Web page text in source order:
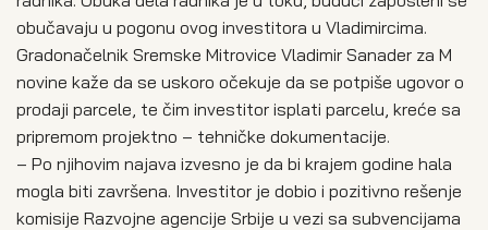
obučavaju u pogonu ovog investitora u Vladimircima.
Gradonačelnik Sremske Mitrovice Vladimir Sanader za M
novine kaže da se uskoro očekuje da se potpiše ugovor o
prodaji parcele, te čim investitor isplati parcelu, kreće sa
pripremom projektno – tehničke dokumentacije.
– Po njihovim najava izvesno je da bi krajem godine hala
mogla biti završena. Investitor je dobio i pozitivno rešenje
komisije Razvojne agencije Srbije u vezi sa subvencijama